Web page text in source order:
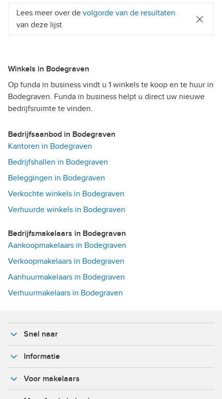
Lees meer over de volgorde van de resultaten
van deze lijst
Winkels in Bodegraven
Op funda in business vindt u 1 winkels te koop en te huur in
Bodegraven. Funda in business helpt u direct uw nieuwe
bedrijfsruimte te vinden.
Bedrijfsaanbod in Bodegraven
Kantoren in Bodegraven
Bedrijfshallen in Bodegraven
Beleggingen in Bodegraven
Verkochte winkels in Bodegraven
Verhuurde winkels in Bodegraven
Bedrijfsmakelaars in Bodegraven
Aankoopmakelaars in Bodegraven
Verkoopmakelaars in Bodegraven
Aanhuurmakelaars in Bodegraven
Verhuurmakelaars in Bodegraven
Snel naar
Informatie
Voor makelaars